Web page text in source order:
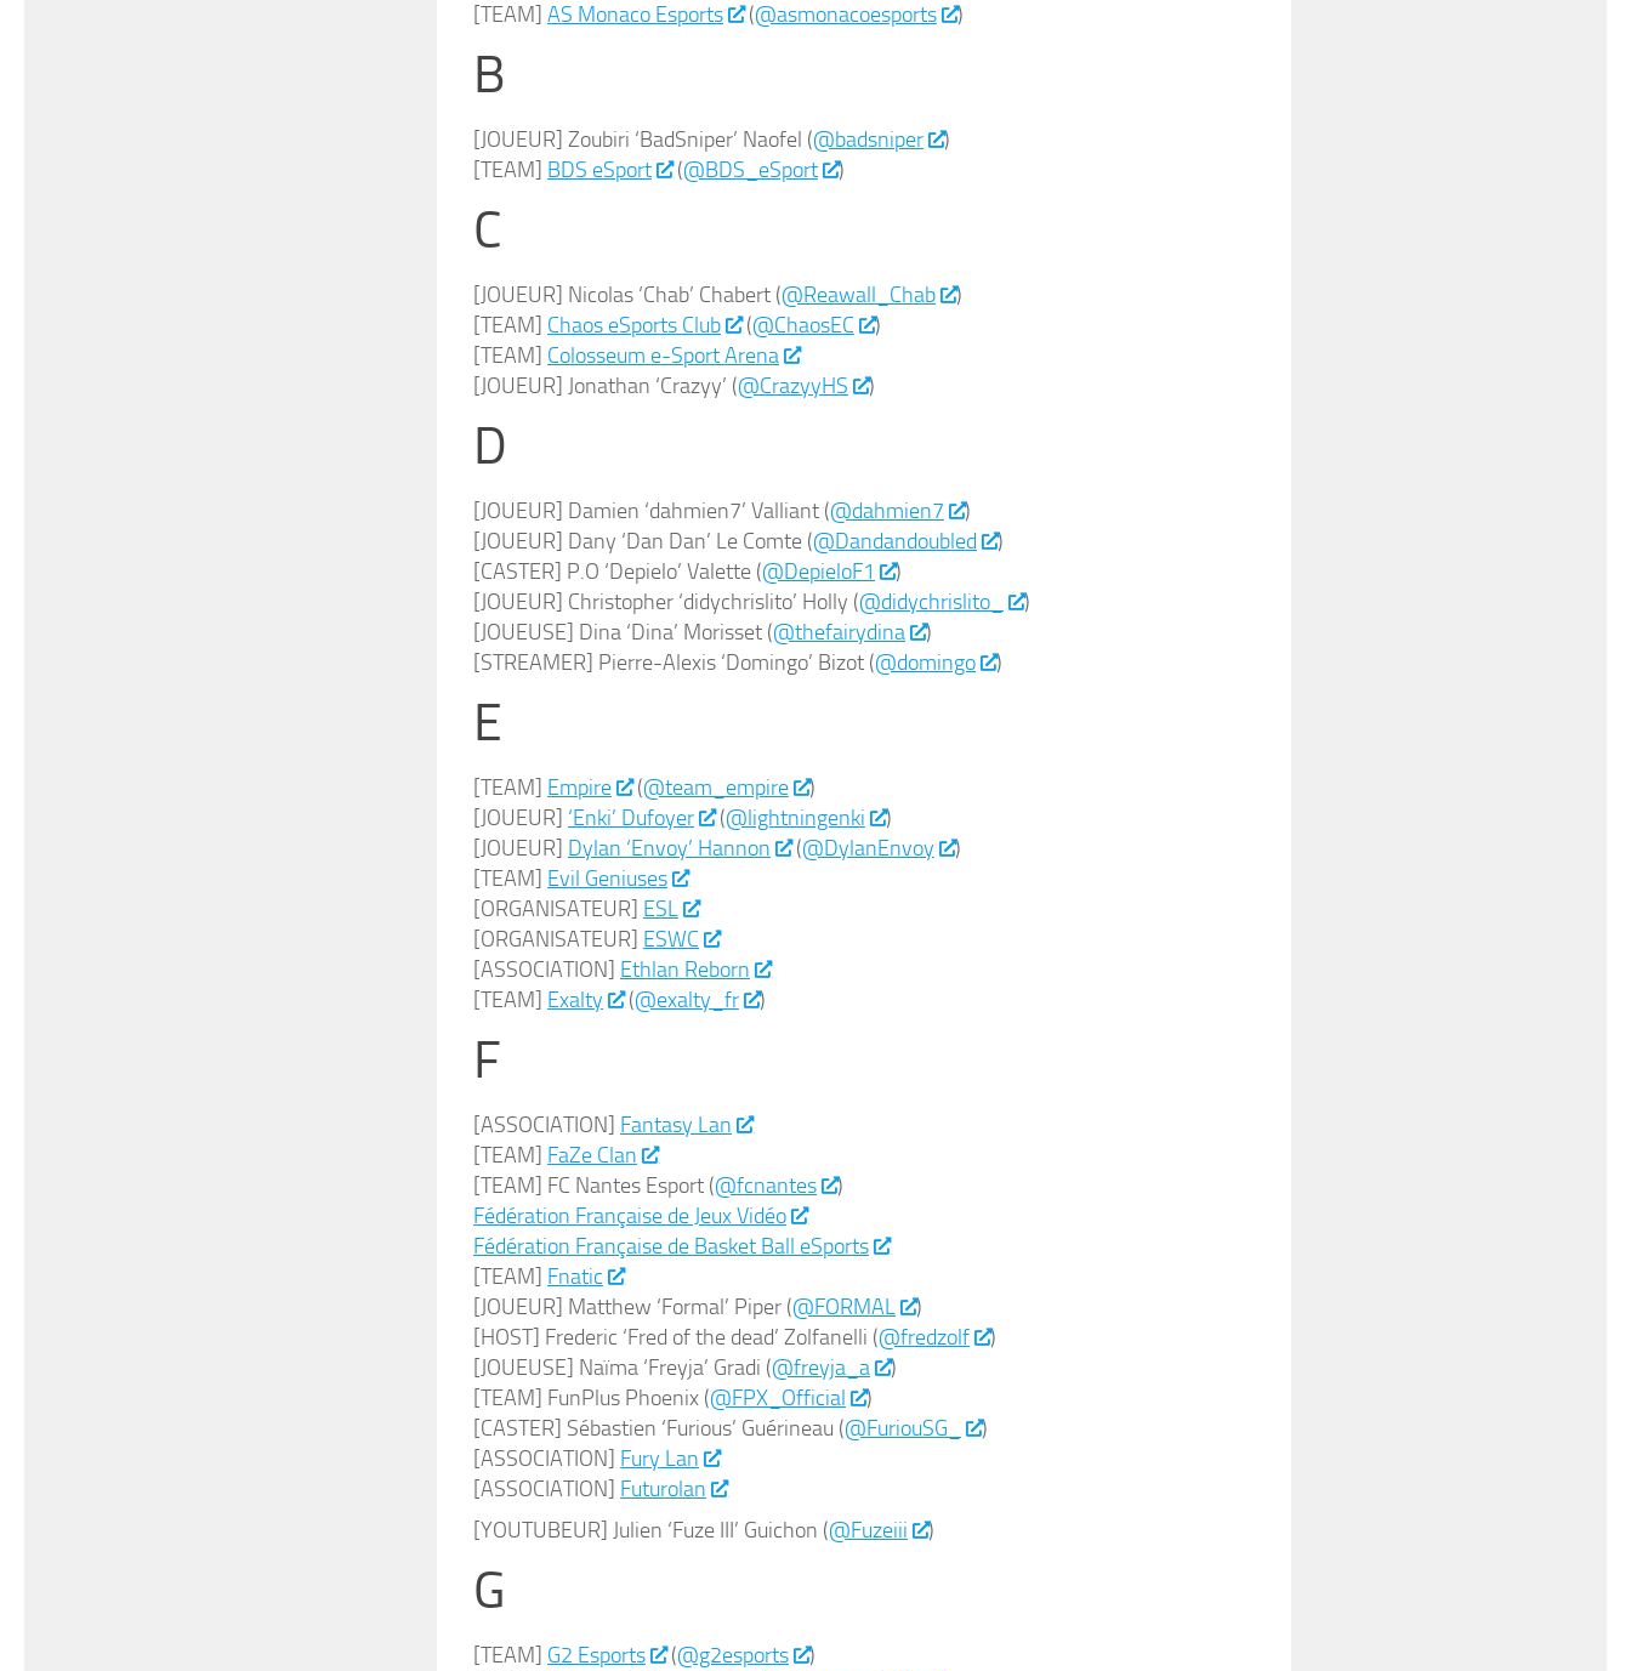
[TEAM] AS Monaco Esports (@asmonacoesports )
B
[JOUEUR] Zoubiri ‘BadSniper’ Naofel (@badsniper
)
[TEAM] BDS eSport (@BDS_eSport )
C
[JOUEUR] Nicolas ‘Chab’ Chabert (@Reawall_Chab
)
[TEAM] Chaos eSports Club (@ChaosEC
)
[TEAM] Colosseum e-Sport Arena
[JOUEUR] Jonathan ‘Crazyy’ (@CrazyyHS )
D
[JOUEUR] Damien ‘dahmien7’ Valliant (@dahmien7
)
[JOUEUR] Dany ‘Dan Dan’ Le Comte (@Dandandoubled
)
[CASTER] P.O ‘Depielo’ Valette (@DepieloF1
)
[JOUEUR] Christopher ‘didychrislito’ Holly (@didychrislito_
)
[JOUEUSE] Dina ‘Dina’ Morisset (@thefairydina
)
[STREAMER] Pierre-Alexis ‘Domingo’ Bizot (@domingo )
E
[TEAM] Empire (@team_empire
)
[JOUEUR] ‘Enki’ Dufoyer (@lightningenki
)
[JOUEUR] Dylan ‘Envoy’ Hannon (@DylanEnvoy
)
[TEAM] Evil Geniuses
[ORGANISATEUR] ESL
[ORGANISATEUR] ESWC
[ASSOCIATION] Ethlan Reborn
[TEAM] Exalty (@exalty_fr )
F
[ASSOCIATION] Fantasy Lan
[TEAM] FaZe Clan
[TEAM] FC Nantes Esport (@fcnantes
)
Fédération Française de Jeux Vidéo
Fédération Française de Basket Ball eSports
[TEAM] Fnatic
[JOUEUR] Matthew ‘Formal’ Piper (@FORMAL
)
[HOST] Frederic ‘Fred of the dead’ Zolfanelli (@fredzolf
)
[JOUEUSE] Naïma ‘Freyja’ Gradi (@freyja_a
)
[TEAM] FunPlus Phoenix (@FPX_Official
)
[CASTER] Sébastien ‘Furious’ Guérineau (@FuriouSG_
)
[ASSOCIATION] Fury Lan
[ASSOCIATION] Futurolan
[YOUTUBEUR] Julien ‘Fuze III’ Guichon (@Fuzeiii )
G
[TEAM] G2 Esports (@g2esports
)